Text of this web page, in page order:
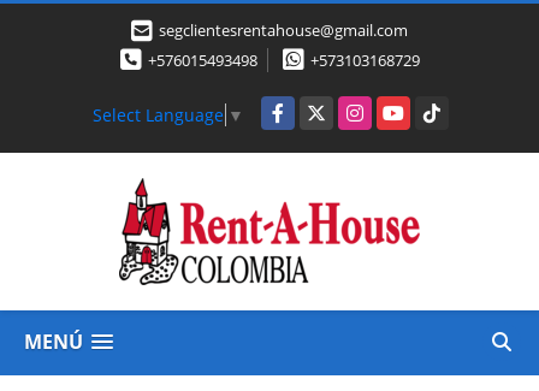
segclientesrentahouse@gmail.com
+576015493498
+573103168729
Select Language ▼ Facebook
X InstagramYouTubeTikTok
MENÚ